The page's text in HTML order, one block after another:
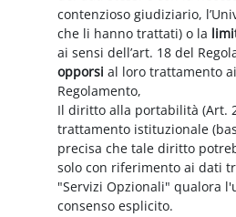
contenzioso giudiziario,
che li hanno trattati) o la
ai sensi dell’art. 18 del
opporsi al loro trattamento
Regolamento,
Il diritto alla portabilità (Art.
trattamento istituzionale
precisa che tale diritto
solo con riferimento ai dati
"Servizi Opzionali" qualora
consenso esplicito.